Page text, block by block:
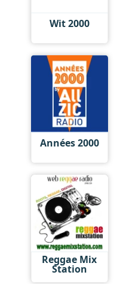
Wit 2000
Années 2000
Reggae Mix
Station